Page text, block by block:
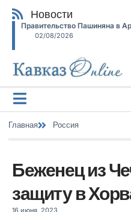
Новости
Правительство Пашиняна в
02/08/2026
Главная Россия
Беженец из
защиту в
16 июня, 2023